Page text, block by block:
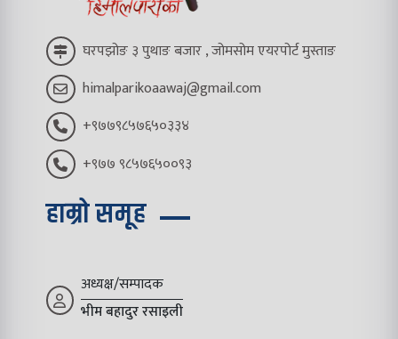
घरपझोङ ३ पुथाङ बजार , जोमसोम एयरपोर्ट मुस्ताङ
himalparikoaawaj@gmail.com
+९७७९८५७६५०३३४
+९७७ ९८५७६५००९३
हाम्रो समूह
अध्यक्ष/सम्पादक
भीम बहादुर रसाइली